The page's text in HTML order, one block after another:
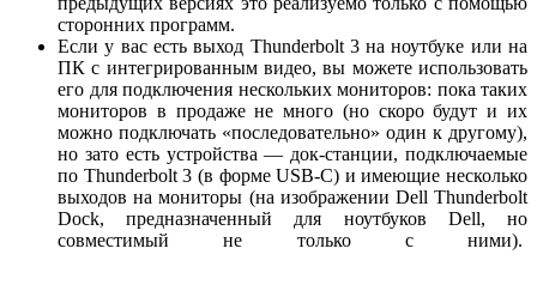
сторонних программ.
Если у вас есть выход Thunderbolt 3 на ноутбуке или на
ПК с интегрированным видео, вы можете использовать
его для подключения нескольких мониторов: пока таких
мониторов в продаже не много (но скоро будут и их
можно подключать «последовательно» один к другому),
но зато есть устройства — док-станции, подключаемые
по Thunderbolt 3 (в форме USB-C) и имеющие несколько
выходов на мониторы (на изображении Dell Thunderbolt
Dock, предназначенный для ноутбуков Dell, но
совместимый не только с ними).